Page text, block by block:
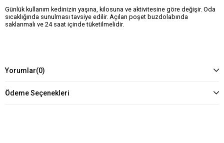
Günlük kullanım kedinizin yaşına, kilosuna ve aktivitesine göre değişir. Oda
sıcaklığında sunulması tavsiye edilir. Açılan poşet buzdolabında
saklanmalı ve 24 saat içinde tüketilmelidir.
Yorumlar(0)
Ödeme Seçenekleri